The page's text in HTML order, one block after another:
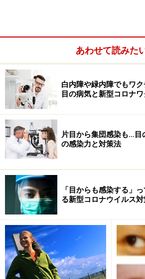
あわせて読みた
白内障や緑内障でもワ
目の病気と新型コロナ
片目から集団感染も…目
の感染力と対策法
「目からも感染する」
る新型コロナウイルス